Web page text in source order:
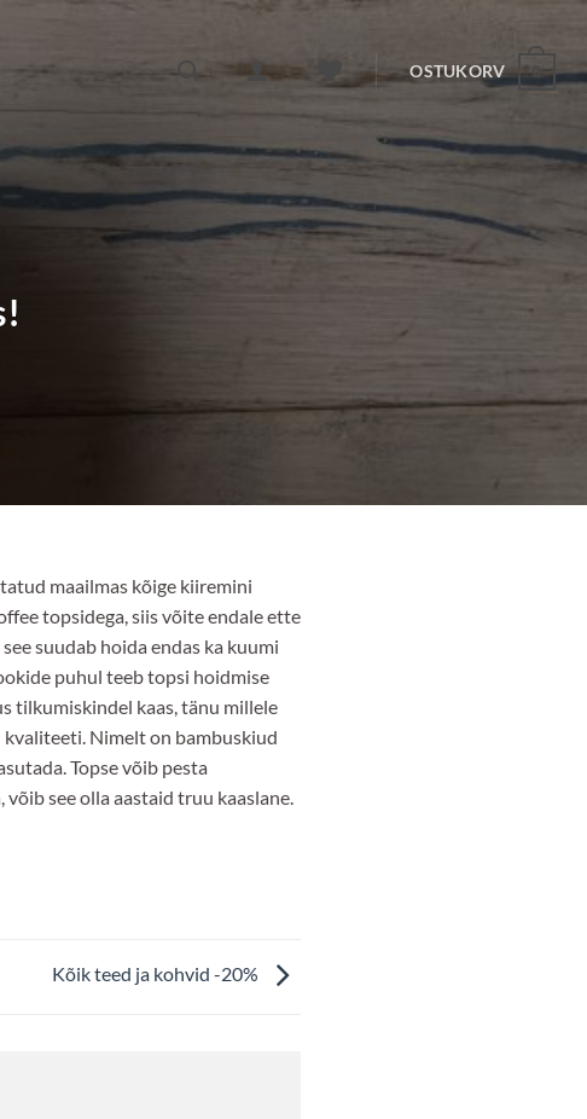
OSTUKORV 0
maailmas kõige kiiremini
topsidega, siis võite endale ette
suudab hoida endas ka kuumi
puhul teeb topsi hoidmise
tilkumiskindel kaas, tänu millele
kvaliteeti. Nimelt on bambuskiud
Topse võib pesta
see olla aastaid truu kaaslane.
Kõik teed ja kohvid -20%